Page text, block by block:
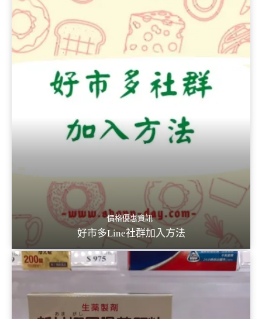
價格優惠資訊
好市多Line社群加入方法